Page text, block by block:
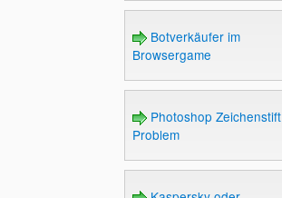
Botverkäufer im
Browsergame
Photoshop Zeichenstift
Problem